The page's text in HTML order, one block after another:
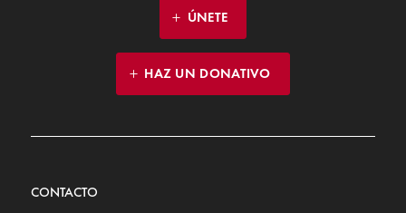
ÚNETE
HAZ UN DONATIVO
CONTACTO